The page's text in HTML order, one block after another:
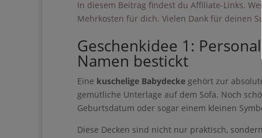
In diesem Beitrag findest du Affiliate-Links.
Mehrkosten für dich. Vielen Dank für deinen
Geschenkidee 1:
Namen bestickt
Eine kuschelige Babydeckegehört zur
als gemütliche Unterlage auf dem Sofa. Noch
Geburtsdatum oder sogar einem kleinen
Diese Decken sind nicht nur praktisch,
Sie können den
Wir verwenden Brevo
ausfüllen und